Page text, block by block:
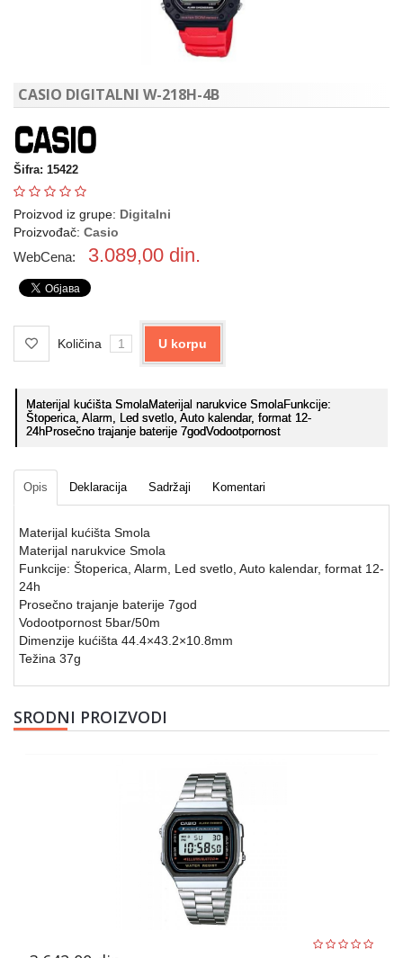
CASIO DIGITALNI W-218H-4B
Šifra: 15422
Proizvod iz grupe: Digitalni
Proizvođač: Casio
WebCena: 3.089,00 din.
Količina U korpu
Materijal kućišta SmolaMaterijal narukvice SmolaFunkcije:
Štoperica, Alarm, Led svetlo, Auto kalendar, format 12-
24hProsečno trajanje baterije 7godVodootpornost
Opis Deklaracija Sadržaji Komentari
Materijal kućišta Smola
Materijal narukvice Smola
Funkcije: Štoperica, Alarm, Led svetlo, Auto kalendar, format 12-
24h
Prosečno trajanje baterije 7god
Vodootpornost 5bar/50m
Dimenzije kućišta 44.4×43.2×10.8mm
Težina 37g
SRODNI PROIZVODI